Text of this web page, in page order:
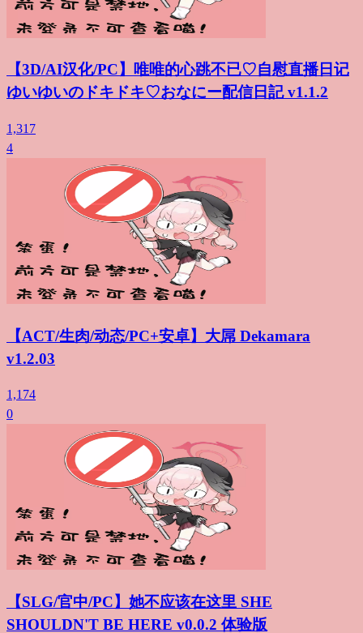
【3D/AI汉化/PC】唯唯的心跳不已♡自慰直播日记
ゆいゆいのドキドキ♡おなにー配信日記 v1.1.2
1,317
4
【ACT/生肉/动态/PC+安卓】大屌 Dekamara
v1.2.03
1,174
0
【SLG/官中/PC】她不应该在这里 SHE
SHOULDN'T BE HERE v0.0.2 体验版